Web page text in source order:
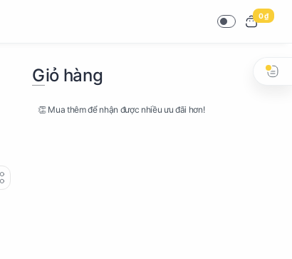
0 ₫
Giỏ hàng
👏 Mua thêm để nhận được nhiều ưu đãi hơn!